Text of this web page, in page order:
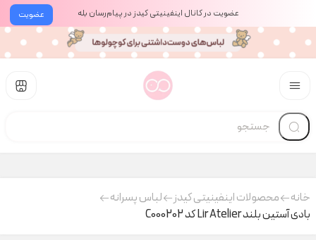
عضویت عضویت در کانال اینفینیتی کیدز در پیام‌رسان بله
خانه محصولات اینفینیتی کیدز
لباس پسرانه
بادی آستین بلند Lir Atelier کد C000202